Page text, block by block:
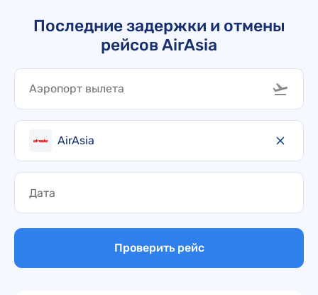
Последние задержки и отмены
рейсов AirAsia
AirAsia
Проверить рейс